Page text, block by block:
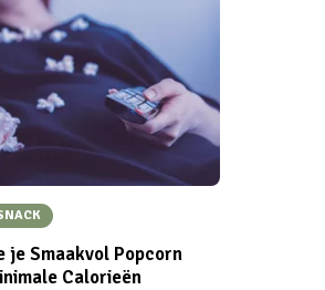
je Smaakvol Popcorn
Calorieën